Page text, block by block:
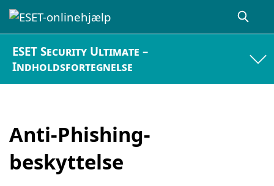
ESET Security Ultimate –
Indholdsfortegnelse
Anti-Phishing-
beskyttelse